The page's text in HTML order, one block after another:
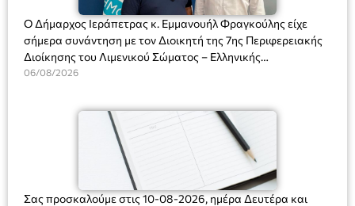
Ο Δήμαρχος Ιεράπετρας κ. Εμμανουήλ Φραγκούλης είχε
σήμερα συνάντηση με τον Διοικητή της 7ης Περιφερειακής
Διοίκησης του Λιμενικού Σώματος – Ελληνικής
Ακτοφυλακής (Λ.Σ.-ΕΛ.ΑΚΤ.), Αρχιπλοίαρχο Λ.Σ. κ. Ιωάννη
06/08/2026
Σας προσκαλούμε στις 10-08-2026, ημέρα Δευτέρα και